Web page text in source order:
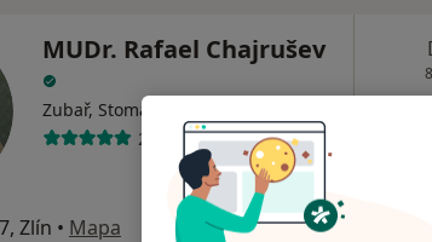
MUDr. Rafael Chajrušev
Zubař, Stomatochirurg
28 názorů
Zlín • Mapa